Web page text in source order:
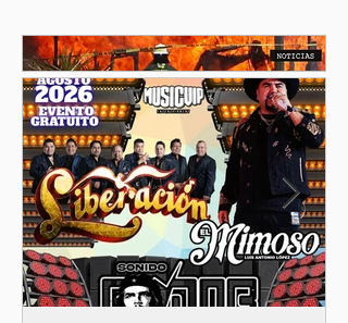
deslindó públicamente de
las expresiones emitidas
por una de sus
trabajadoras, Hilda
Salvatori, hermana de la
diputada local de Morena
Nayeli Salvatori Bojalil,
quien participó en la
conversación donde se
realizaron burlas hacia los
adultos mayores.